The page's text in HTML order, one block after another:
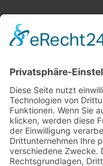
INFORMATIONEN
Hersteller
Fehlerliste
Impressum